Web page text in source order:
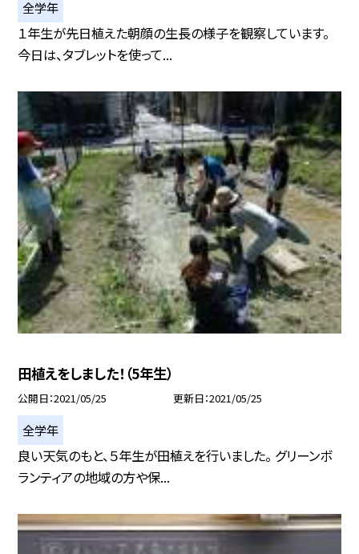
全学年
１年生が先日植えた朝顔の生長の様子を観察しています。
今日は、タブレットを使って...
田植えをしました！（5年生）
公開日 2021/05/25 更新日 2021/05/25
全学年
良い天気のもと、５年生が田植えを行いました。 グリーンボ
ランティアの地域の方や保...